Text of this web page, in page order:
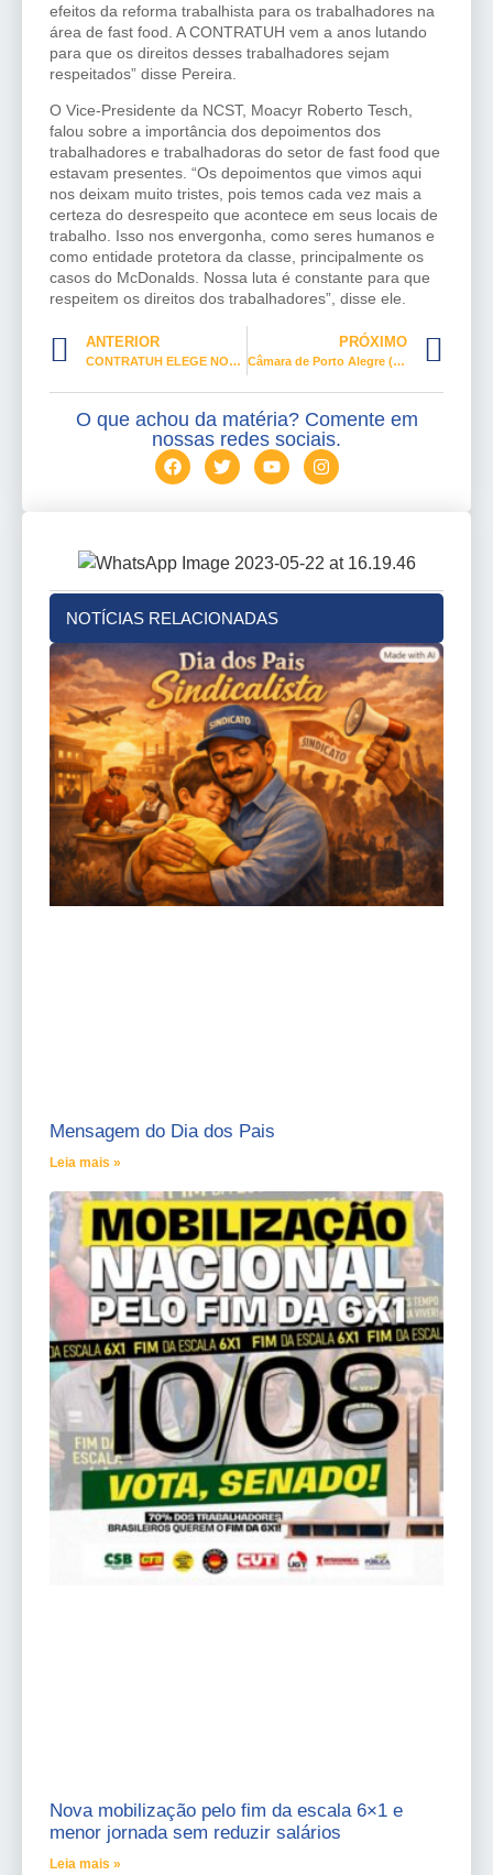
efeitos da reforma trabalhista para os trabalhadores na
área de fast food. A CONTRATUH vem a anos lutando
para que os direitos desses trabalhadores sejam
respeitados” disse Pereira.
O Vice-Presidente da NCST, Moacyr Roberto Tesch,
falou sobre a importância dos depoimentos dos
trabalhadores e trabalhadoras do setor de fast food que
estavam presentes. “Os depoimentos que vimos aqui
nos deixam muito tristes, pois temos cada vez mais a
certeza do desrespeito que acontece em seus locais de
trabalho. Isso nos envergonha, como seres humanos e
como entidade protetora da classe, principalmente os
casos do McDonalds. Nossa luta é constante para que
respeitem os direitos dos trabalhadores”, disse ele.
ANTERIOR
CONTRATUH ELEGE NOVA DIRETORIA
PRÓXIMO
Câmara de Porto Alegre (RS) aprova a criação do Selo Igualdade Racial para empresas
O que achou da matéria? Comente em
nossas redes sociais.
NOTÍCIAS RELACIONADAS
Mensagem do Dia dos Pais
Leia mais »
Nova mobilização pelo fim da escala 6×1 e
menor jornada sem reduzir salários
Leia mais »